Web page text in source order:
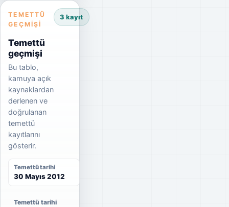
TEMETTÜ
GEÇMIŞI
Temettü
geçmişi
Bu tablo,
kamuya açık
kaynaklardan
derlenen ve
doğrulanan
temettü
kayıtlarını
gösterir.
3 kayıt
Temettü tarihi
30 Mayıs 2012
Temettü tarihi